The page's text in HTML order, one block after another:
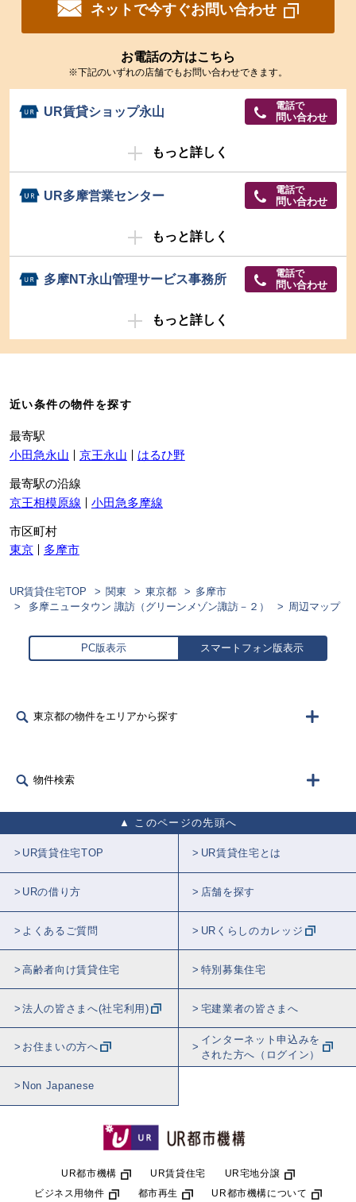
ネットで今すぐお問い合わせ
お電話の方はこちら
※下記のいずれの店舗でもお問い合わせできます。
UR賃貸ショップ永山 電話で
問い合わせ
もっと詳しく
UR多摩営業センター 電話で
問い合わせ
もっと詳しく
多摩NT永山管理サービス事務所 電話で
問い合わせ
もっと詳しく
近い条件の物件を探す
最寄駅
小田急永山
京王永山 はるひ野
最寄駅の沿線
京王相模原線
小田急多摩線
市区町村
東京
多摩市
UR賃貸住宅TOP 関東 東京都
多摩市
多摩ニュータウン 諏訪（グリーンメゾン諏訪－２）
周辺マップ
PC版表示 スマートフォン版表示
東京都の物件をエリアから探す
物件検索
このページの先頭へ
UR賃貸住宅TOP UR賃貸住宅とは
URの借り方 店舗を探す
よくあるご質問 URくらしのカレッジ
高齢者向け賃貸住宅 特別募集住宅
法人の皆さまへ(社宅利用) 宅建業者の皆さまへ
お住まいの方へ
インターネット申込みを
された方へ（ログイン）
Non Japanese
UR都市機構 UR賃貸住宅
UR宅地分譲
ビジネス用物件
都市再生 UR都市機構について